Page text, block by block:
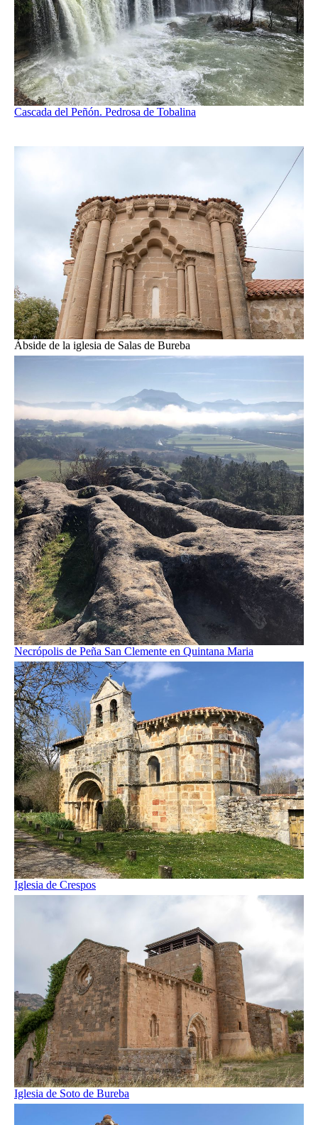
Cascada del Peñón. Pedrosa de Tobalina
Ábside de la iglesia de Salas de Bureba
Necrópolis de Peña San Clemente en Quintana Maria
Iglesia de Crespos
Iglesia de Soto de Bureba